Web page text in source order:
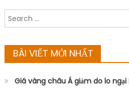
Search
for:
BÀI VIẾT MỚI NHẤT
Giá vàng châu Á giảm do lo